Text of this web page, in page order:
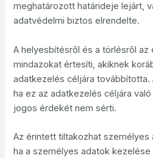
meghatározott határideje lejárt,
adatvédelmi biztos elrendelte.
A helyesbítésről és a törlésről
mindazokat értesíti, akiknek
adatkezelés céljára
ha ez az adatkezelés céljára
jogos érdekét nem sérti.
Az érintett tiltakozhat személyes
ha a személyes adatok